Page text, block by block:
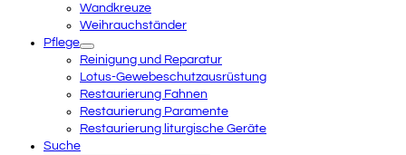
Wandkreuze
Weihrauchständer
Pflege
Reinigung und Reparatur
Lotus-Gewebeschutzausrüstung
Restaurierung Fahnen
Restaurierung Paramente
Restaurierung liturgische Geräte
Suche